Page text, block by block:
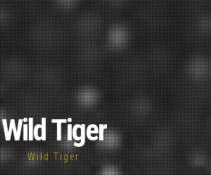
Wild Tiger
Wild Tiger